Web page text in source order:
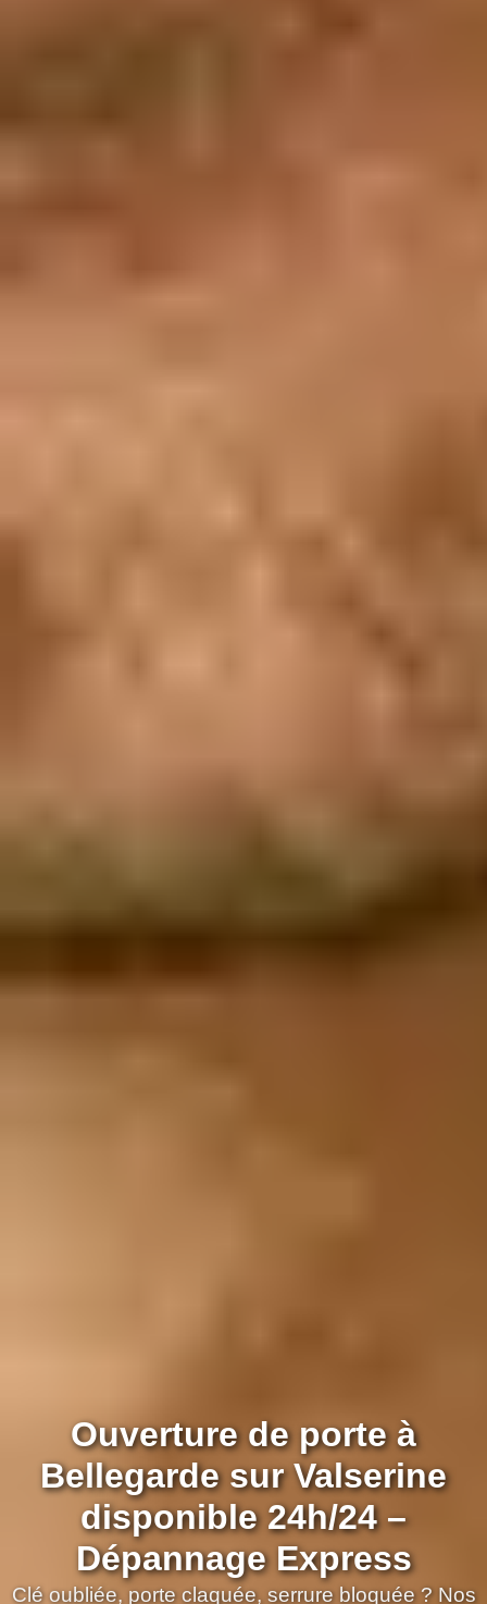
Ouverture de porte à
Bellegarde sur Valserine
disponible 24h/24 –
Dépannage Express
Clé oubliée, porte claquée, serrure bloquée ? Nos